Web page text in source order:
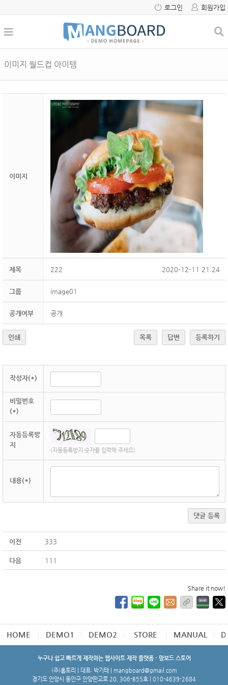
로그인 회원가입
이미지 월드컵 아이템
이미지
제목 222 2020-12-11 21:24
그룹 image01
공개여부 공개
인쇄 목록 답변 등록하기
작성자(*)
비밀번호
(*)
자동등록방
지
(자동등록방지 숫자를 입력해 주세요)
내용(*)
댓글 등록
이전 333
다음 111
Share it now!
HOME DEMO1 DEMO2 STORE MANUAL
누구나 쉽고 빠르게 제작하는 웹사이트 제작 플랫폼 - 망보드 스토어
(주)홈토리 | 대표: 박기태 | mangboard@gmail.com
경기도 안양시 동안구 안양판교로 20, 306-B55호 | 010-4639-2684